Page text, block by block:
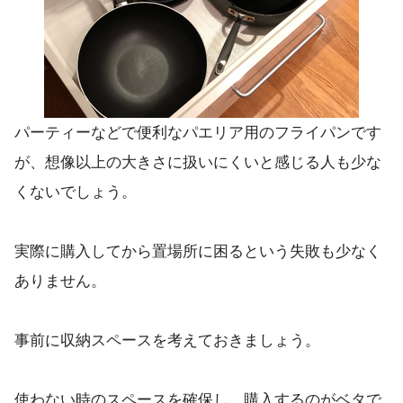
パーティーなどで便利なパエリア用のフライパンです
が、想像以上の大きさに扱いにくいと感じる人も少な
くないでしょう。
実際に購入してから置場所に困るという失敗も少なく
ありません。
事前に収納スペースを考えておきましょう。